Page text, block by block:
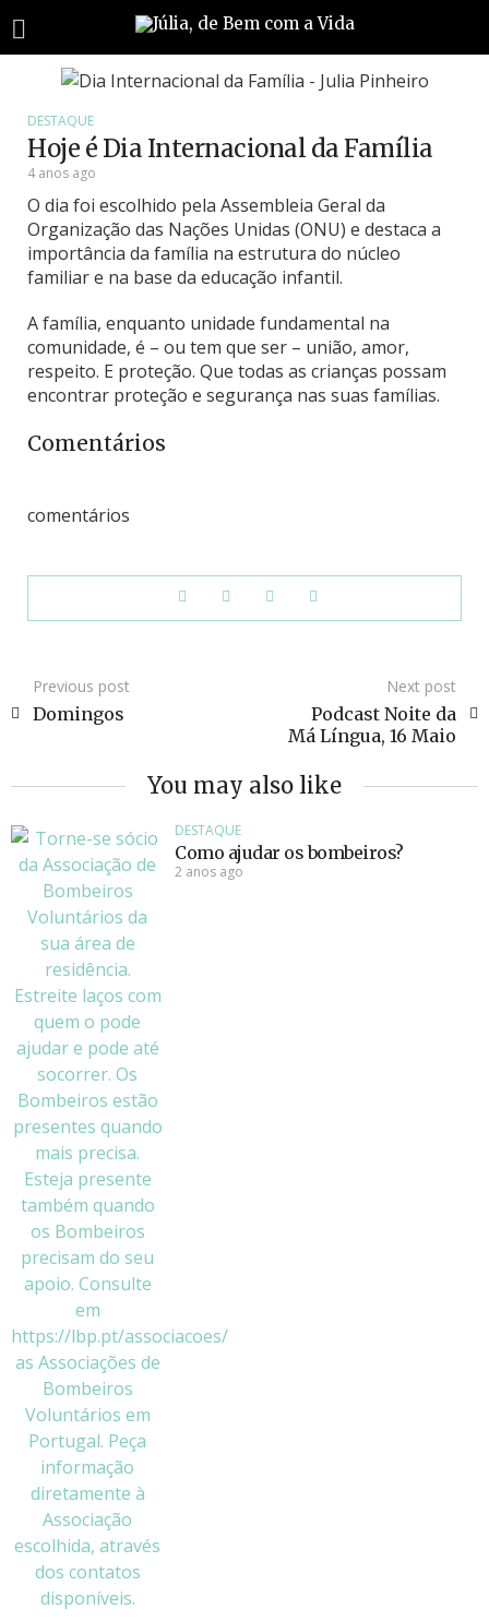
DESTAQUE
Hoje é Dia Internacional da Família
4 anos ago
O dia foi escolhido pela Assembleia Geral da
Organização das Nações Unidas (ONU) e destaca a
importância da família na estrutura do núcleo
familiar e na base da educação infantil.
A família, enquanto unidade fundamental na
comunidade, é – ou tem que ser – união, amor,
respeito. E proteção. Que todas as crianças possam
encontrar proteção e segurança nas suas famílias.
Comentários
comentários
Previous post
Domingos
Next post
Podcast Noite da
Má Língua, 16 Maio
You may also like
DESTAQUE
Como ajudar os bombeiros?
2 anos ago